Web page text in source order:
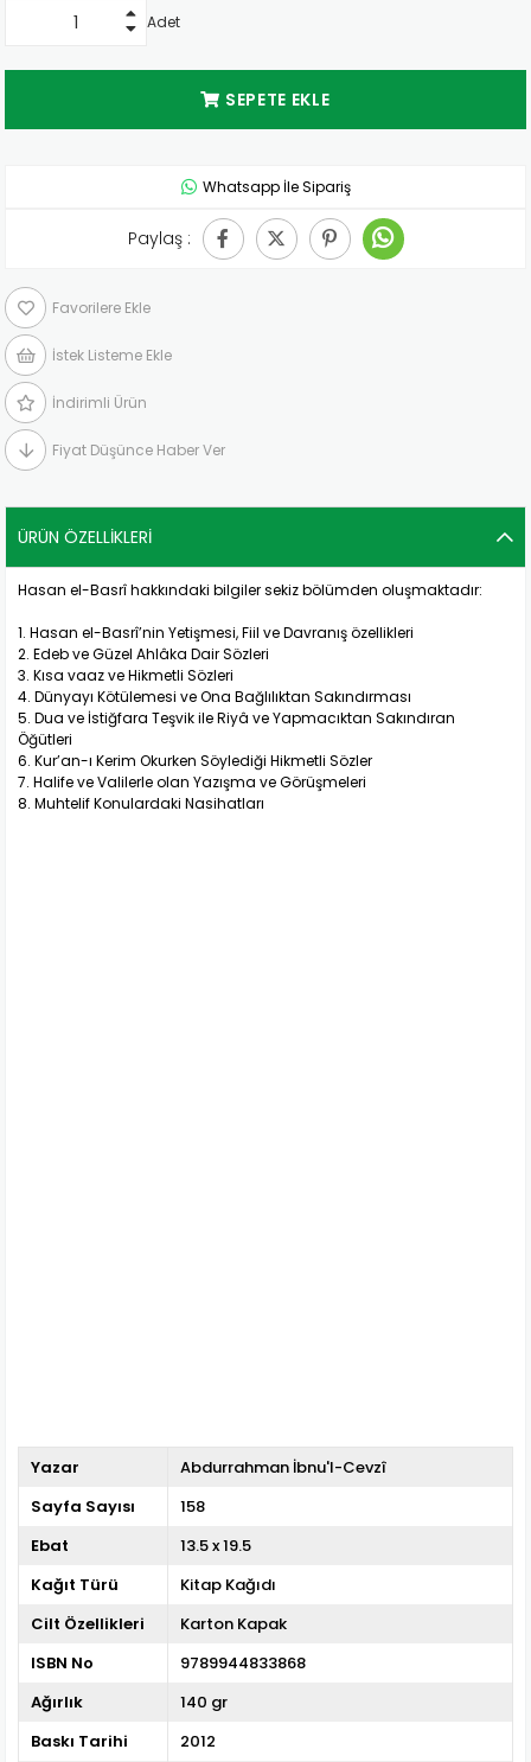
Adet
Whatsapp İle Sipariş
Paylaş :
Favorilere Ekle
İstek Listeme Ekle
İndirimli Ürün
Fiyat Düşünce Haber Ver
ÜRÜN ÖZELLIKLERI
Hasan el-Basrî hakkındaki bilgiler sekiz bölümden oluşmaktadır:
1. Hasan el-Basrî’nin Yetişmesi, Fiil ve Davranış özellikleri
2. Edeb ve Güzel Ahlâka Dair Sözleri
3. Kısa vaaz ve Hikmetli Sözleri
4. Dünyayı Kötülemesi ve Ona Bağlılıktan Sakındırması
5. Dua ve İstiğfara Teşvik ile Riyâ ve Yapmacıktan Sakındıran
Öğütleri
6. Kur’an-ı Kerim Okurken Söylediği Hikmetli Sözler
7. Halife ve Valilerle olan Yazışma ve Görüşmeleri
8. Muhtelif Konulardaki Nasihatları
Yazar
Abdurrahman İbnu'l-Cevzî
Sayfa Sayısı
158
Ebat
13.5 x 19.5
Kağıt Türü
Kitap Kağıdı
Cilt Özellikleri
Karton Kapak
ISBN No
9789944833868
Ağırlık
140 gr
Baskı Tarihi
2012